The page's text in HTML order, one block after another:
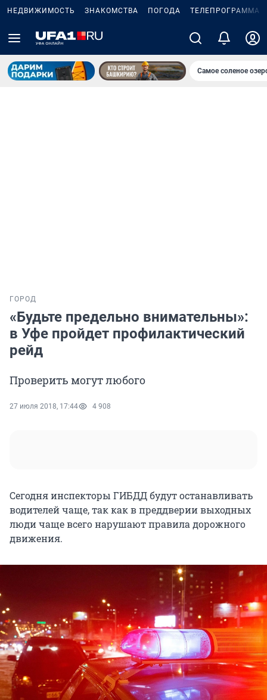
НЕДВИЖИМОСТЬ ЗНАКОМСТВА ПОГОДА ТЕЛЕПРОГРАММА
Самое соленое
ГОРОД
«Будьте предельно внимательны»:
в Уфе пройдет профилактический
рейд
Проверить могут любого
27 июля 2018, 17:44 4 908
Сегодня инспекторы ГИБДД будут останавливать
водителей чаще, так как в преддверии выходных
люди чаще всего нарушают правила дорожного
движения.